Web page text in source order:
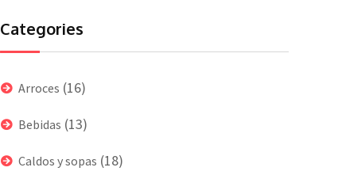
Categories
Arroces (16)
Bebidas (13)
Caldos y sopas (18)